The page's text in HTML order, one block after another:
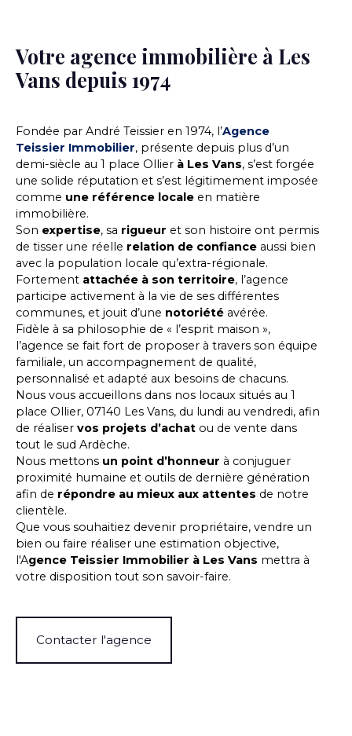
Votre agence immobilière à Les
Vans depuis 1974
Fondée par André Teissier en 1974, l’Agence
Teissier Immobilier, présente depuis plus d’un
demi-siècle au 1 place Ollier à Les Vans, s’est forgée
une solide réputation et s’est légitimement imposée
comme une référence locale en matière
immobilière.
Son expertise, sa rigueur et son histoire ont permis
de tisser une réelle relation de confiance aussi bien
avec la population locale qu’extra-régionale.
Fortement attachée à son territoire, l’agence
participe activement à la vie de ses différentes
communes, et jouit d’une notoriété avérée.
Fidèle à sa philosophie de « l’esprit maison »,
l’agence se fait fort de proposer à travers son équipe
familiale, un accompagnement de qualité,
personnalisé et adapté aux besoins de chacuns.
Nous vous accueillons dans nos locaux situés au 1
place Ollier, 07140 Les Vans, du lundi au vendredi, afin
de réaliser vos projets d’achat ou de vente dans
tout le sud Ardèche.
Nous mettons un point d’honneur à conjuguer
proximité humaine et outils de dernière génération
afin de répondre au mieux aux attentes de notre
clientèle.
Que vous souhaitiez devenir propriétaire, vendre un
bien ou faire réaliser une estimation objective,
l'Agence Teissier Immobilier à Les Vans mettra à
votre disposition tout son savoir-faire.
Contacter l'agence